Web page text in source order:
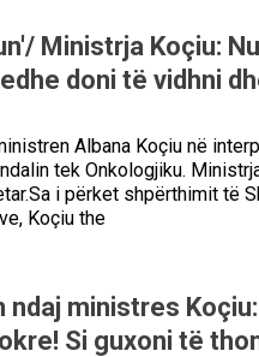
Ministrja Koçiu:
doni të vidhni
Albana Koçiu në
tek Onkologjiku.
i përket shpërthimit të
Koçiu the
ministres Koçiu:
Si guxoni të